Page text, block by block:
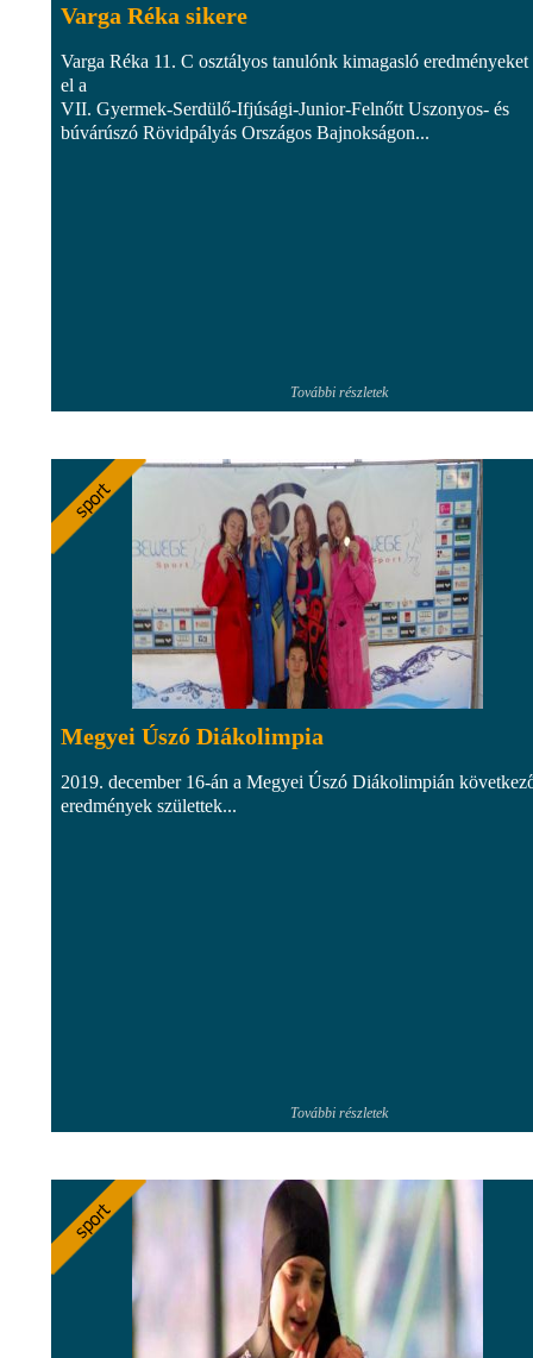
Varga Réka sikere
Varga Réka 11. C osztályos tanulónk kimagasló eredményeket
el a
VII. Gyermek-Serdülő-Ifjúsági-Junior-Felnőtt Uszonyos- és
búvárúszó Rövidpályás Országos Bajnokságon...
További részletek
Megyei Úszó Diákolimpia
2019. december 16-án a Megyei Úszó Diákolimpián
eredmények születtek...
További részletek